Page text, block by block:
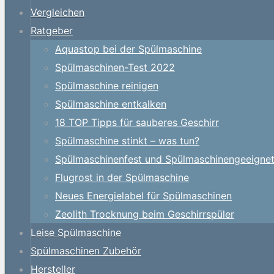
Vergleichen
Ratgeber
Aquastop bei der Spülmaschine
Spülmaschinen-Test 2022
Spülmaschine reinigen
Spülmaschine entkalken
18 TOP Tipps für sauberes Geschirr
Spülmaschine stinkt – was tun?
Spülmaschinenfest und Spülmaschinengeeignet
Flugrost in der Spülmaschine
Neues Energielabel für Spülmaschinen
Zeolith Trocknung beim Geschirrspüler
Leise Spülmaschine
Spülmaschinen Zubehör
Hersteller